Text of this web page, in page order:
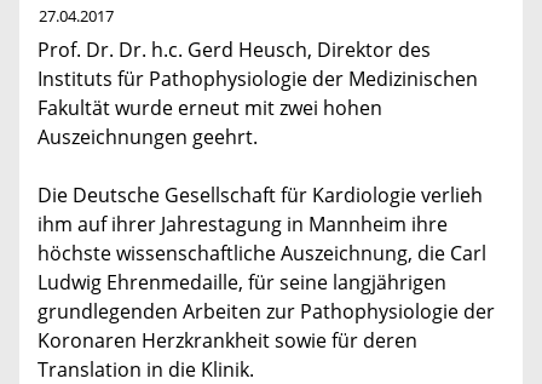
27.04.2017
Prof. Dr. Dr. h.c. Gerd Heusch, Direktor des
Instituts für Pathophysiologie der Medizinischen
Fakultät wurde erneut mit zwei hohen
Auszeichnungen geehrt.
Die Deutsche Gesellschaft für Kardiologie verlieh
ihm auf ihrer Jahrestagung in Mannheim ihre
höchste wissenschaftliche Auszeichnung, die Carl
Ludwig Ehrenmedaille, für seine langjährigen
grundlegenden Arbeiten zur Pathophysiologie der
Koronaren Herzkrankheit sowie für deren
Translation in die Klinik.